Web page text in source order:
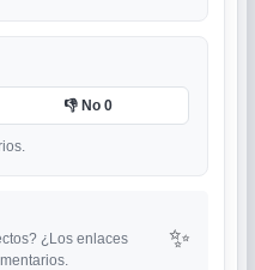
👎 No 0
¿Los enlaces
✨